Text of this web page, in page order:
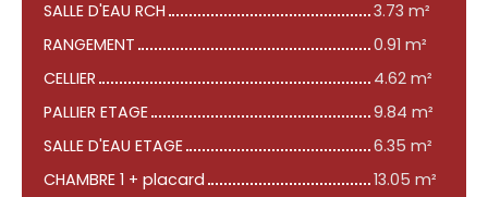
SALLE D'EAU RCH
3.73 m²
RANGEMENT
0.91 m²
CELLIER
4.62 m²
PALLIER ETAGE
9.84 m²
SALLE D'EAU ETAGE
6.35 m²
CHAMBRE 1 + placard
13.05 m²